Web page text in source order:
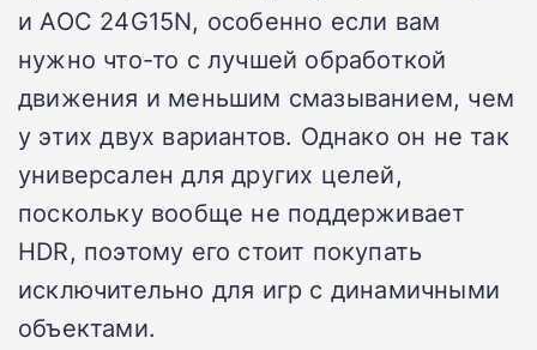
и AOC 24G15N, особенно если вам
нужно что-то с лучшей обработкой
движения и меньшим смазыванием, чем
у этих двух вариантов. Однако он не так
универсален для других целей,
поскольку вообще не поддерживает
HDR, поэтому его стоит покупать
исключительно для игр с динамичными
объектами.